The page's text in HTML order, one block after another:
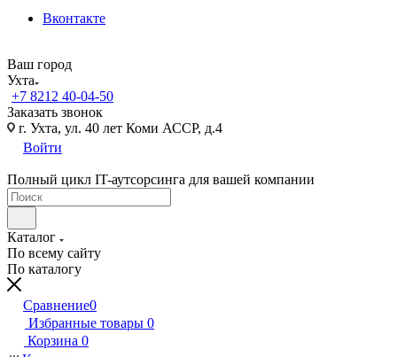
Вконтакте
Ваш город
Ухта
+7 8212 40-04-50
Заказать звонок
г. Ухта, ул. 40 лет Коми АССР, д.4
Войти
Полный цикл IT-аутсорсинга для вашей компании
Каталог
По всему сайту
По каталогу
Сравнение0
Избранные товары 0
Корзина 0